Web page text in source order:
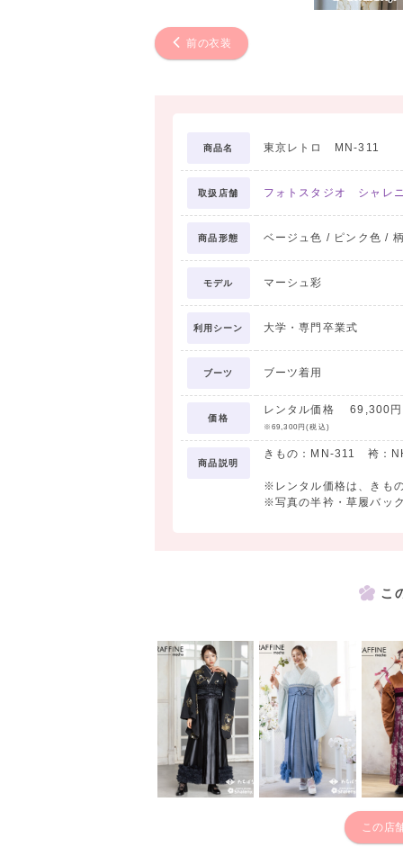
前の衣装
商品名 東京レトロ MN-311
取扱店舗 フォトスタジオ シャレ
商品形態 ベージュ色 / ピンク色 /
モデル マーシュ彩
利用シーン 大学・専門卒業式
ブーツ ブーツ着用
価格
レンタル価格 69,300円
※69,300円(税込)
商品説明
きもの：MN-311 袴：
※レンタル価格は、きも
※写真の半衿・草履バッ
こ
この店